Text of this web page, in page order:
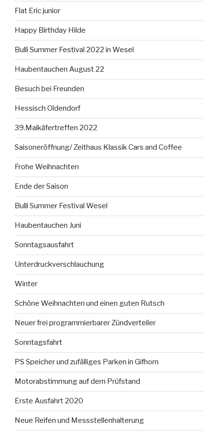
Flat Eric junior
Happy Birthday Hilde
Bulli Summer Festival 2022 in Wesel
Haubentauchen August 22
Besuch bei Freunden
Hessisch Oldendorf
39.Maikäfertreffen 2022
Saisoneröffnung/ Zeithaus Klassik Cars and Coffee
Frohe Weihnachten
Ende der Saison
Bulli Summer Festival Wesel
Haubentauchen Juni
Sonntagsausfahrt
Unterdruckverschlauchung
Winter
Schöne Weihnachten und einen guten Rutsch
Neuer frei programmierbarer Zündverteiler
Sonntagsfahrt
PS Speicher und zufälliges Parken in Gifhorn
Motorabstimmung auf dem Prüfstand
Erste Ausfahrt 2020
Neue Reifen und Messstellenhalterung